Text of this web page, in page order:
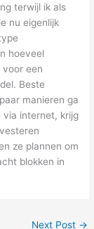
terwijl ik als
nu eigenlijk
hoeveel
een
Beste
manieren ga
via internet, krijg
ze plannen om
blokken in
Next Post →